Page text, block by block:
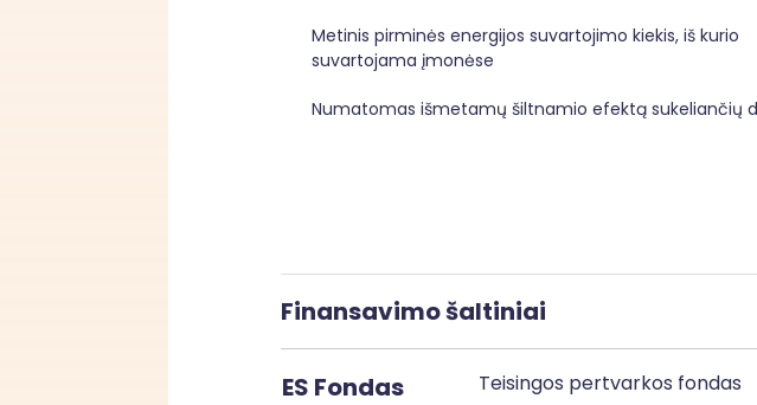
Metinis pirminės energijos suvartojimo kiekis, iš kurio
suvartojama įmonėse
Numatomas išmetamų šiltnamio efektą sukeliančių
Finansavimo šaltiniai
ES Fondas Teisingos pertvarkos fondas